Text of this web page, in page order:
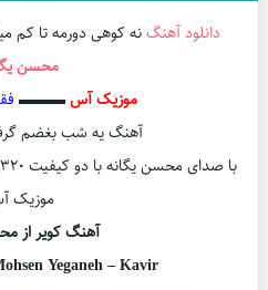
دانلود آهنگنه کوهی دورمه تا کم
محسن
موزیک آس▬▬▬
آهنگ یه شب بغضم
موزیک
آهنگ کویر از
Yeganeh – Kavir